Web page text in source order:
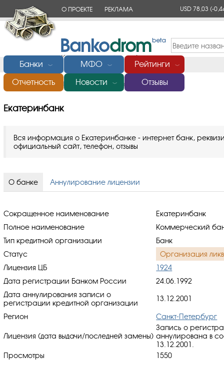
О ПРОЕКТЕ РЕКЛАМА USD 78,03(-
Банки ﹀ МФО ﹀ Рейтинги ﹀
Отчетность Новости ﹀ Отзывы
Главная/Банки России/Екатеринбанк
Екатеринбанк
Вся информация о Екатеринбанке - интернет банк,
официальный сайт, телефон, отзывы
О банке Аннулирование лицензии
Сокращенное наименование
Екатеринбанк
Полное наименование
Коммерческий
Тип кредитной организации
Банк
Статус
Организация
Лицензия ЦБ
1924
Дата регистрации Банком России
24.06.1992
Дата аннулирования записи о
регистрации кредитной организации
13.12.2001
Регион Санкт-Петербург
Лицензия (дата выдачи/последней замены)
Запись о
аннулирована в
13.12.2001.
Просмотры
1550